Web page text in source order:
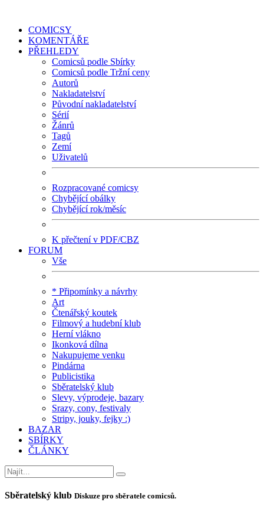
COMICSY
KOMENTÁŘE
PŘEHLEDY
Comicsů podle Sbírky
Comicsů podle Tržní ceny
Autorů
Nakladatelství
Původní nakladatelství
Sérií
Žánrů
Tagů
Zemí
Uživatelů
Rozpracované comicsy
Chybějící obálky
Chybějící rok/měsíc
K přečtení v PDF/CBZ
FORUM
Vše
* Připomínky a návrhy
Art
Čtenářský koutek
Filmový a hudební klub
Herní vlákno
Ikonková dílna
Nakupujeme venku
Pindárna
Publicistika
Sběratelský klub
Slevy, výprodeje, bazary
Srazy, cony, festivaly
Stripy, jouky, fejky :)
BAZAR
SBÍRKY
ČLÁNKY
Sběratelský klub Diskuze pro sběratele comicsů.